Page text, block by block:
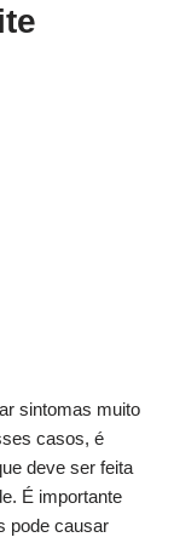
sintomas muito
casos, é
deve ser feita
É importante
pode causar